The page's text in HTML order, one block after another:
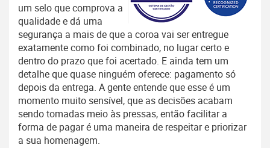
um selo que comprova a
qualidade e dá uma
segurança a mais de que a coroa vai ser entregue
exatamente como foi combinado, no lugar certo e
dentro do prazo que foi acertado. E ainda tem um
detalhe que quase ninguém oferece: pagamento só
depois da entrega. A gente entende que esse é um
momento muito sensível, que as decisões acabam
sendo tomadas meio às pressas, então facilitar a
forma de pagar é uma maneira de respeitar e priorizar
a sua homenagem.